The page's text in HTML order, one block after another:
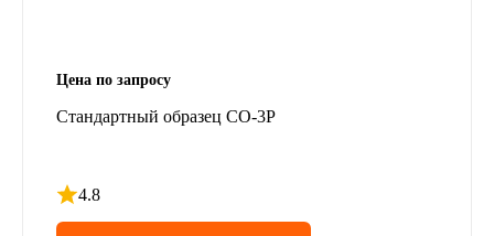
Цена по запросу
Стандартный образец СО-3Р
4.8
Рейтинг 4.8 из 5